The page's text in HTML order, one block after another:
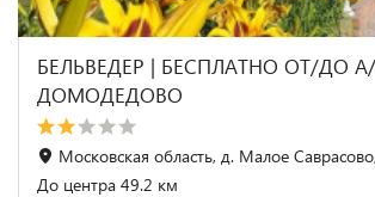
БЕЛЬВЕДЕР | БЕСПЛАТНО ОТ/ДО
ДОМОДЕДОВО
Московская область, д. Малое
До центра 49.2 км